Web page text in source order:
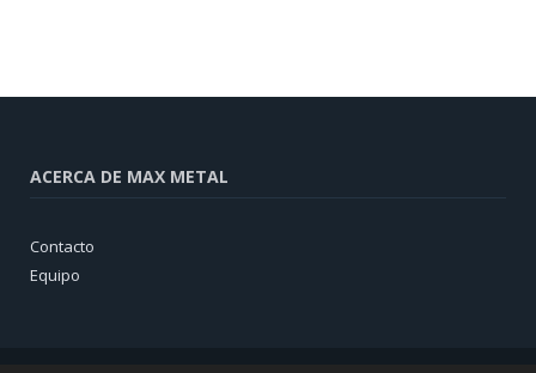
ACERCA DE MAX METAL
Contacto
Equipo